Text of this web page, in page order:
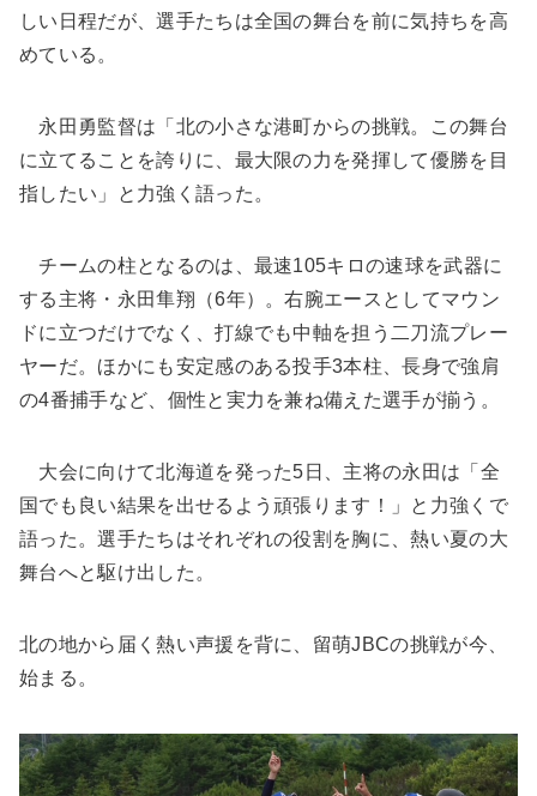
しい日程だが、選手たちは全国の舞台を前に気持ちを高
めている。
永田勇監督は「北の小さな港町からの挑戦。この舞台
に立てることを誇りに、最大限の力を発揮して優勝を目
指したい」と力強く語った。
チームの柱となるのは、最速105キロの速球を武器に
する主将・永田隼翔（6年）。右腕エースとしてマウン
ドに立つだけでなく、打線でも中軸を担う二刀流プレー
ヤーだ。ほかにも安定感のある投手3本柱、長身で強肩
の4番捕手など、個性と実力を兼ね備えた選手が揃う。
大会に向けて北海道を発った5日、主将の永田は「全
国でも良い結果を出せるよう頑張ります！」と力強くで
語った。選手たちはそれぞれの役割を胸に、熱い夏の大
舞台へと駆け出した。
北の地から届く熱い声援を背に、留萌JBCの挑戦が今、
始まる。